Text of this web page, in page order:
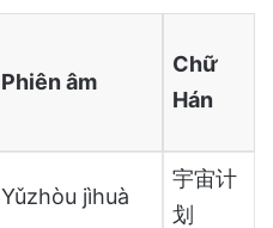
Phiên âm
Chữ
Hán
Yǔzhòu jìhuà
宇宙计
划